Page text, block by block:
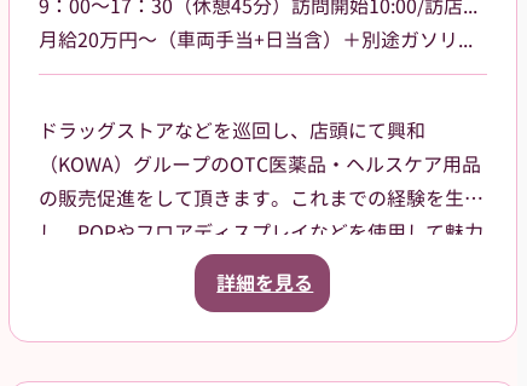
9：00～17：30（休憩45分）訪問開始10:00/訪店終了17:00
月給20万円～（車両手当+日当含）＋別途ガソリン手当支給 その他手当あり
ドラッグストアなどを巡回し、店頭にて興和
（KOWA）グループのOTC医薬品・ヘルスケア用品
の販売促進をして頂きます。これまでの経験を生か
し、POPやフロアディスプレイなどを使用して魅力
的な売場作りをお願いします。また、商品や稼働に
関する研修などは、事前に担当者から数日間行いま
詳細を見る